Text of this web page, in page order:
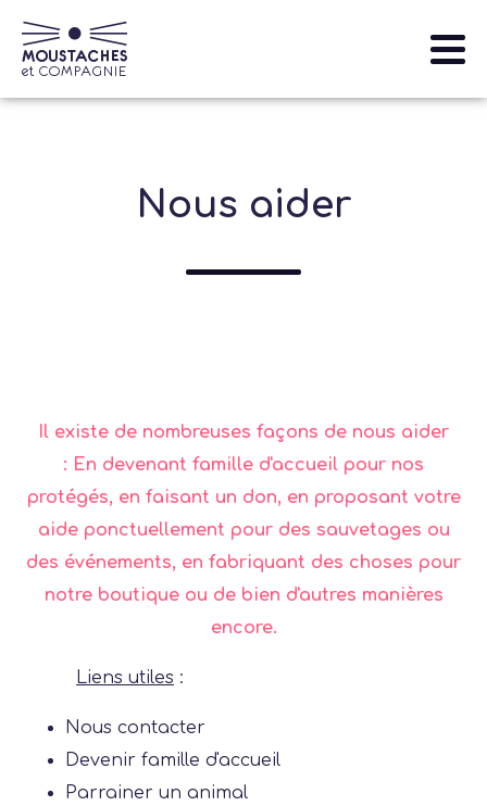
au
contenu
principal
Qui sommes-nous
BOUTIQUE
Nous aider
Il existe de nombreuses façons de nous aider
: En devenant famille d'accueil pour nos
protégés, en faisant un don, en proposant votre
aide ponctuellement pour des sauvetages ou
des événements, en fabriquant des choses pour
notre boutique ou de bien d'autres manières
encore.
Liens utiles :
Nous contacter
Devenir famille d'accueil
Parrainer un animal